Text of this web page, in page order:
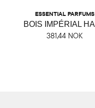
ESSENTIAL PARFUMS
381,44 NOK